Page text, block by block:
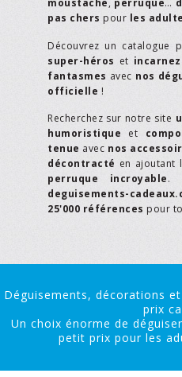
moustache, perruque…
pas chers pour les
Découvrez un catalogue
super-héros et
fantasmes avec nos
officielle !
Recherchez sur notre site
humoristique et
tenue avec nos
décontracté en ajoutant
perruque incroyable.
deguisements-
25'000 références pour
Déguisements, décorations
prix
Un choix énorme de
petit prix pour les